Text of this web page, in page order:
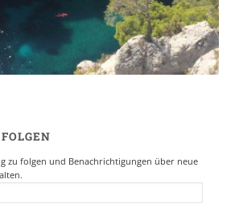
zu folgen und Benachrichtigungen über neue